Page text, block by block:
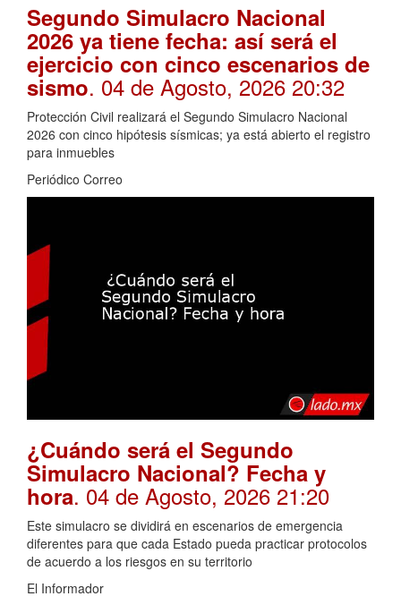
Segundo Simulacro Nacional
2026 ya tiene fecha: así será el
ejercicio con cinco escenarios de
sismo. 04 de Agosto, 2026 20:32
Protección Civil realizará el Segundo Simulacro Nacional
2026 con cinco hipótesis sísmicas; ya está abierto el registro
para inmuebles
Periódico Correo
¿Cuándo será el Segundo
Simulacro Nacional? Fecha y
hora. 04 de Agosto, 2026 21:20
Este simulacro se dividirá en escenarios de emergencia
diferentes para que cada Estado pueda practicar protocolos
de acuerdo a los riesgos en su territorio
El Informador